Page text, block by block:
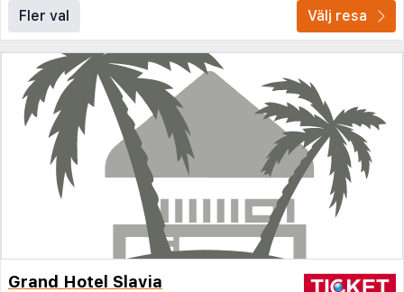
Fler val Välj resa
Grand Hotel Slavia